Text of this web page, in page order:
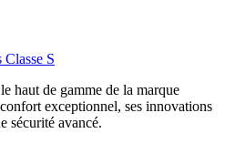
S
haut de gamme de la marque
exceptionnel, ses innovations
sécurité avancé.